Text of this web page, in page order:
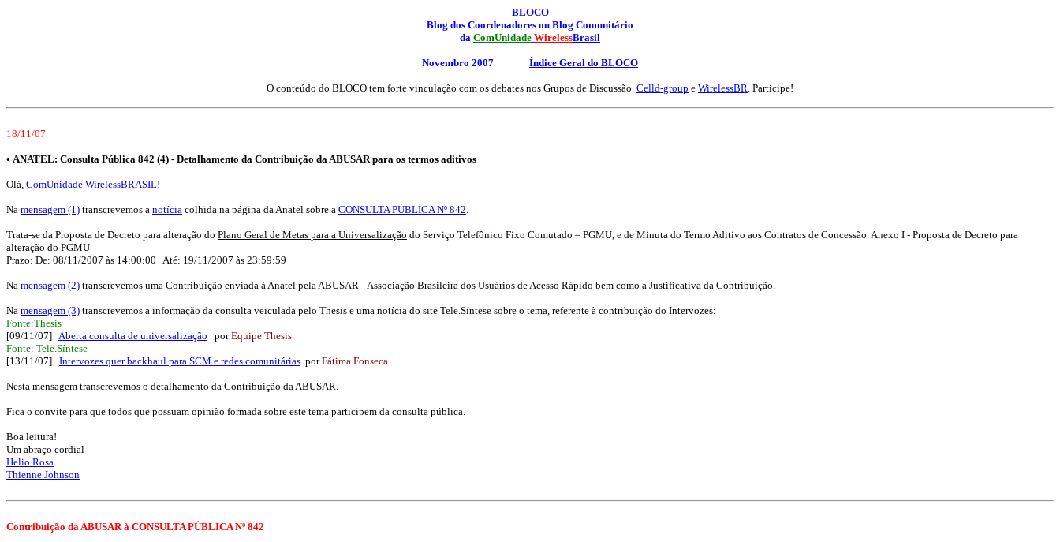
BLOCO
Blog dos Coordenadores ou Blog Comunitário
da ComUnidade WirelessBrasil
Novembro 2007 Índice Geral do BLOCO
O conteúdo do BLOCO tem forte vinculação com os debates nos Grupos de Discussão Celld-group e WirelessBR. Participe!
18/11/07
• ANATEL: Consulta Pública 842 (4) - Detalhamento da Contribuição da ABUSAR para os termos aditivos
Olá, ComUnidade WirelessBRASIL!
Na mensagem (1) transcrevemos a notícia colhida na página da Anatel sobre a CONSULTA PÚBLICA Nº 842.
Trata-se da Proposta de Decreto para alteração do Plano Geral de Metas para a Universalização do Serviço Telefônico Fixo Comutado – PGMU, e de Minuta do Termo Aditivo aos Contratos de Concessão. Anexo I - Proposta de Decreto para
alteração do PGMU
Prazo: De: 08/11/2007 às 14:00:00 Até: 19/11/2007 às 23:59:59
Na mensagem (2) transcrevemos uma Contribuição enviada à Anatel pela ABUSAR - Associação Brasileira dos Usuários de Acesso Rápido bem como a Justificativa da Contribuição.
Na mensagem (3) transcrevemos a informação da consulta veiculada pelo Thesis e uma notícia do site Tele.Síntese sobre o tema, referente à contribuição do Intervozes:
Fonte:Thesis
[09/11/07] Aberta consulta de universalização porEquipe Thesis
Fonte: Tele.Síntese
[13/11/07] Intervozes quer backhaul para SCM e redes comunitárias porFátima Fonseca
Nesta mensagem transcrevemos o detalhamento da Contribuição da ABUSAR.
Fica o convite para que todos que possuam opinião formada sobre este tema participem da consulta pública.
Boa leitura!
Um abraço cordial
Helio Rosa
Thienne Johnson
Contribuição da ABUSAR à CONSULTA PÚBLICA Nº 842